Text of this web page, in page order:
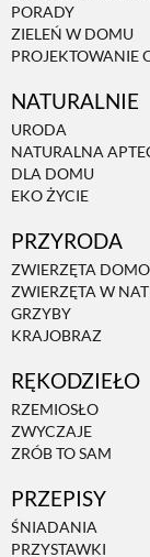
PORADY
ZIELEŃ W DOMU
PROJEKTOWANIE
NATURALNIE
URODA
NATURALNA
DLA DOMU
EKO ŻYCIE
PRZYRODA
ZWIERZĘTA
ZWIERZĘTA W
GRZYBY
KRAJOBRAZ
RĘKODZIEŁO
RZEMIOSŁO
ZWYCZAJE
ZRÓB TO SAM
PRZEPISY
ŚNIADANIA
PRZYSTAWKI